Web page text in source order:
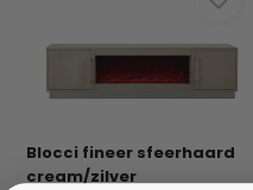
Blocci fineer sfeerhaard
cream/zilver